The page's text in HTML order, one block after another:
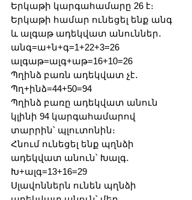
Երկաթի կարգահամարը 26 է։
Երկաթի համար ունեցել ենք անգ
և ալգաթ ադեկվատ անուններ․
անգ=ա+ն+գ=1+22+3=26
ալգաթ=ալգ+աթ=16+10=26
Պղինձ բառն ադեկվատ չէ․
Պղ+ինձ=44+50=94
Պղինձ բառը ադեկվատ անուն
կլինի 94 կարգահամարով
տարրին՝ պլուտոնին։
Հնում ունեցել ենք պղնձի
ադեկվատ անուն՝ Խալգ․
Խ+ալգ=13+16=29
Սլավոններն ունեն պղնձի